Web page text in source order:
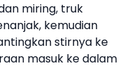
miring, truk
kemudian
stirnya ke
masuk ke dalam